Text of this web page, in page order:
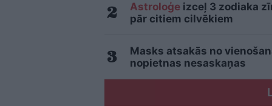
Astroloģe izceļ 3 zodiaka
pār citiem cilvēkiem
Masks atsakās no
nopietnas nesaskaņas